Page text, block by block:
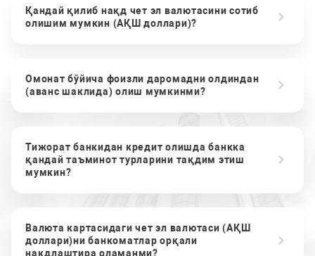
Қандай қилиб нақд чет эл валютасини сотиб
олишим мумкин (АҚШ доллари)?
Омонат бўйича фоизли даромадни олдиндан
(аванс шаклида) олиш мумкинми?
Тижорат банкидан кредит олишда банкка
қандай таъминот турларини тақдим этиш
мумкин?
Валюта картасидаги чет эл валютаси (АҚШ
доллари)ни банкоматлар орқали
нақдлаштира оламанми?